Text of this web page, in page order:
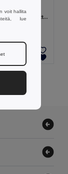
Läpinäkymätön PVC puhallettava rantapallo
voit hallita
lue